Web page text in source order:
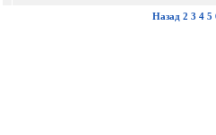
Назад 2 3 4 5